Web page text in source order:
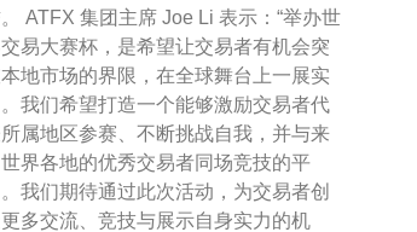
ATFX 集团主席 Joe Li 表示：“举办世
易大赛杯，是希望让交易者有机会突
地市场的界限，在全球舞台上一展实
我们希望打造一个能够激励交易者代
属地区参赛、不断挑战自我，并与来
世界各地的优秀交易者同场竞技的平
我们期待通过此次活动，为交易者创
多交流、竞技与展示自身实力的机